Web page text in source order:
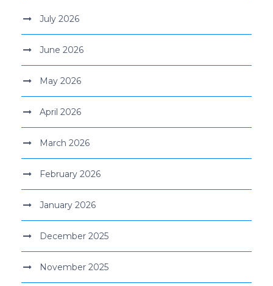
July 2026
June 2026
May 2026
April 2026
March 2026
February 2026
January 2026
December 2025
November 2025